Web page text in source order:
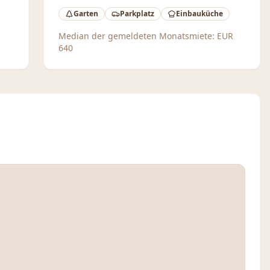
Garten Parkplatz Einbauküche
Median der gemeldeten Monatsmiete: EUR
640